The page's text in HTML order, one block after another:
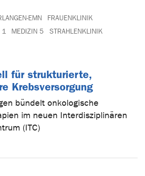
EMN
FRAUENKLINIK
1 MEDIZIN 5
STRAHLENKLINIK
für strukturierte,
Krebsversorgung
bündelt onkologische
im neuen Interdisziplinären
(ITC)